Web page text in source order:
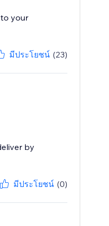
your
มีประโยชน์ (23)
by
มีประโยชน์ (0)